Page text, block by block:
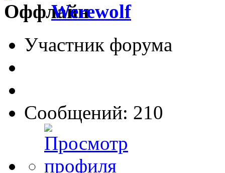
Werewolf
Участник форума
Сообщений: 210